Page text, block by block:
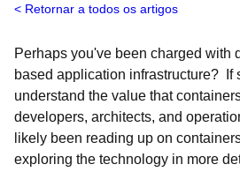
Retornar a todos os artigos
Perhaps you've been charged with
based application infrastructure? If
understand the value that
developers, architects, and
likely been reading up on
exploring the technology in more